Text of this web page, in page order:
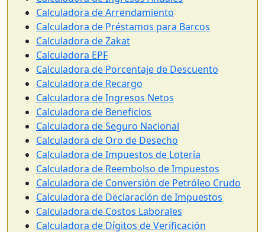
Calculadora de Arrendamiento
Calculadora de Préstamos para Barcos
Calculadora de Zakat
Calculadora EPF
Calculadora de Porcentaje de Descuento
Calculadora de Recargo
Calculadora de Ingresos Netos
Calculadora de Beneficios
Calculadora de Seguro Nacional
Calculadora de Oro de Desecho
Calculadora de Impuestos de Lotería
Calculadora de Reembolso de Impuestos
Calculadora de Conversión de Petróleo Crudo
Calculadora de Declaración de Impuestos
Calculadora de Costos Laborales
Calculadora de Dígitos de Verificación